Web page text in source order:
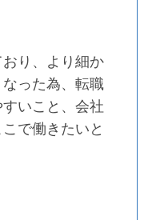
り、より細か
った為、転職
いこと、会社
で働きたいと